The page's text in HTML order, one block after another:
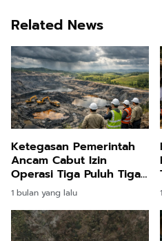
Related News
Ketegasan Pemerintah
Ancam Cabut Izin
Operasi Tiga Puluh Tiga
Tambang Nakal di
Kalimantan Timur
1 bulan yang lalu